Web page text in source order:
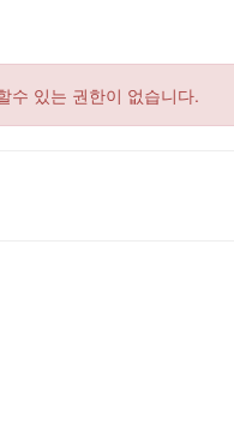
수 있는 권한이 없습니다.